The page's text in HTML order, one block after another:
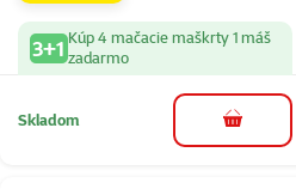
3+1 Kúp 4 mačacie maškrty 1 máš
zadarmo
Skladom do košíka